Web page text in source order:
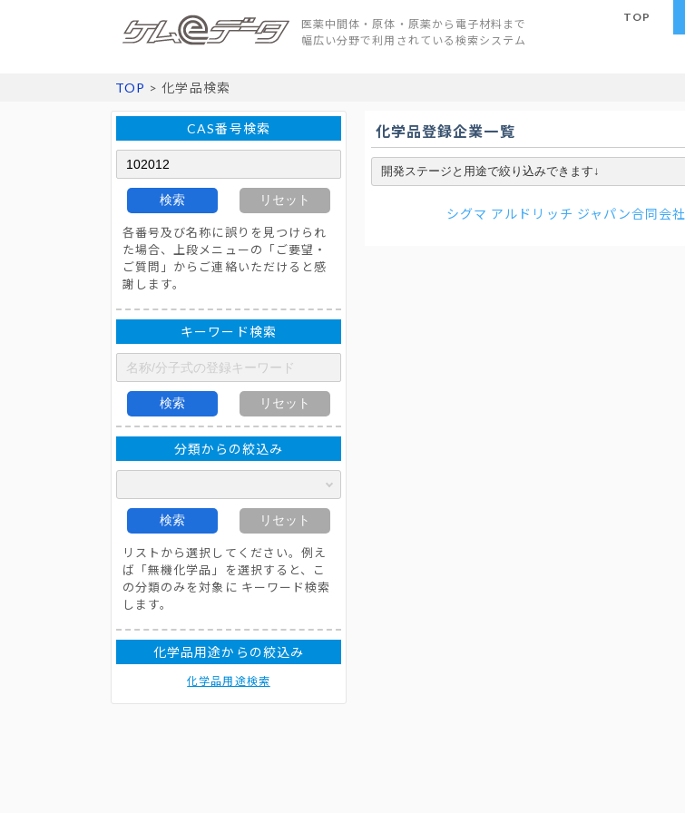
医薬中間体・原体・原薬から電子材料まで
幅広い分野で利用されている検索システム
TOP
TOP > 化学品検索
CAS番号検索
検索 リセット
各番号及び名称に誤りを見つけられ
た場合、上段メニューの「ご要望・
ご質問」からご連絡いただけると感
謝します。
キーワード検索
検索 リセット
分類からの絞込み
検索 リセット
リストから選択してください。例え
ば「無機化学品」を選択すると、こ
の分類のみを対象に キーワード検索
します。
化学品用途からの絞込み
化学品用途検索
化学品登録企業一覧
シグマ アルドリッチ ジャパン合同会社